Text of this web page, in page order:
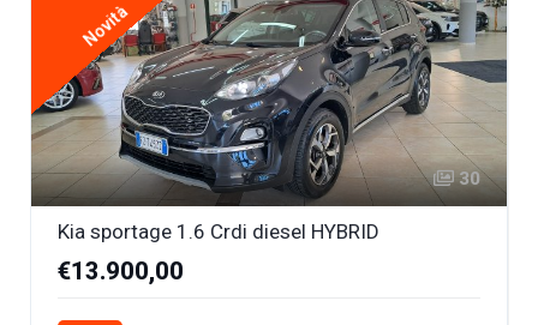
Novità
30
Kia sportage 1.6 Crdi diesel HYBRID
€13.900,00